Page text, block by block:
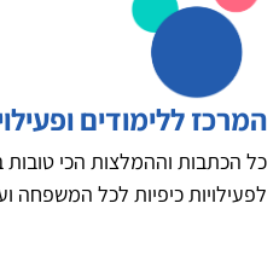
המרכז ללימודים
כל הכתבות וההמלצות הכי טובות
לפעילויות כיפיות לכל המשפחה